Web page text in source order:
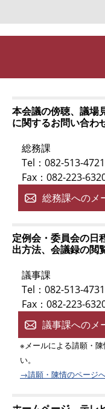
本会議の傍聴、議場
に関するお問い合わ
総務課
Tel：082-513-4721
Fax：082-223-
総務課へのメ
定例会・委員会の日
出方法、会議録の閲
議事課
Tel：082-513-4731
Fax：082-223-
議事課へのメ
※メールによる請願・
い。
→請願・陳情のページ